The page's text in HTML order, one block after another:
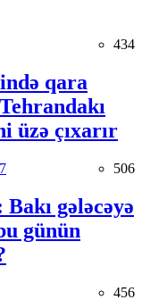
434
qara
üzə çıxarır
506
gələcəyə
günün
456